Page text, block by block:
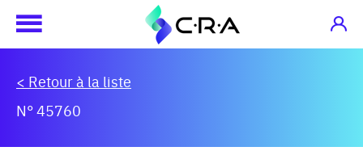
< Retour à la liste
N° 45760